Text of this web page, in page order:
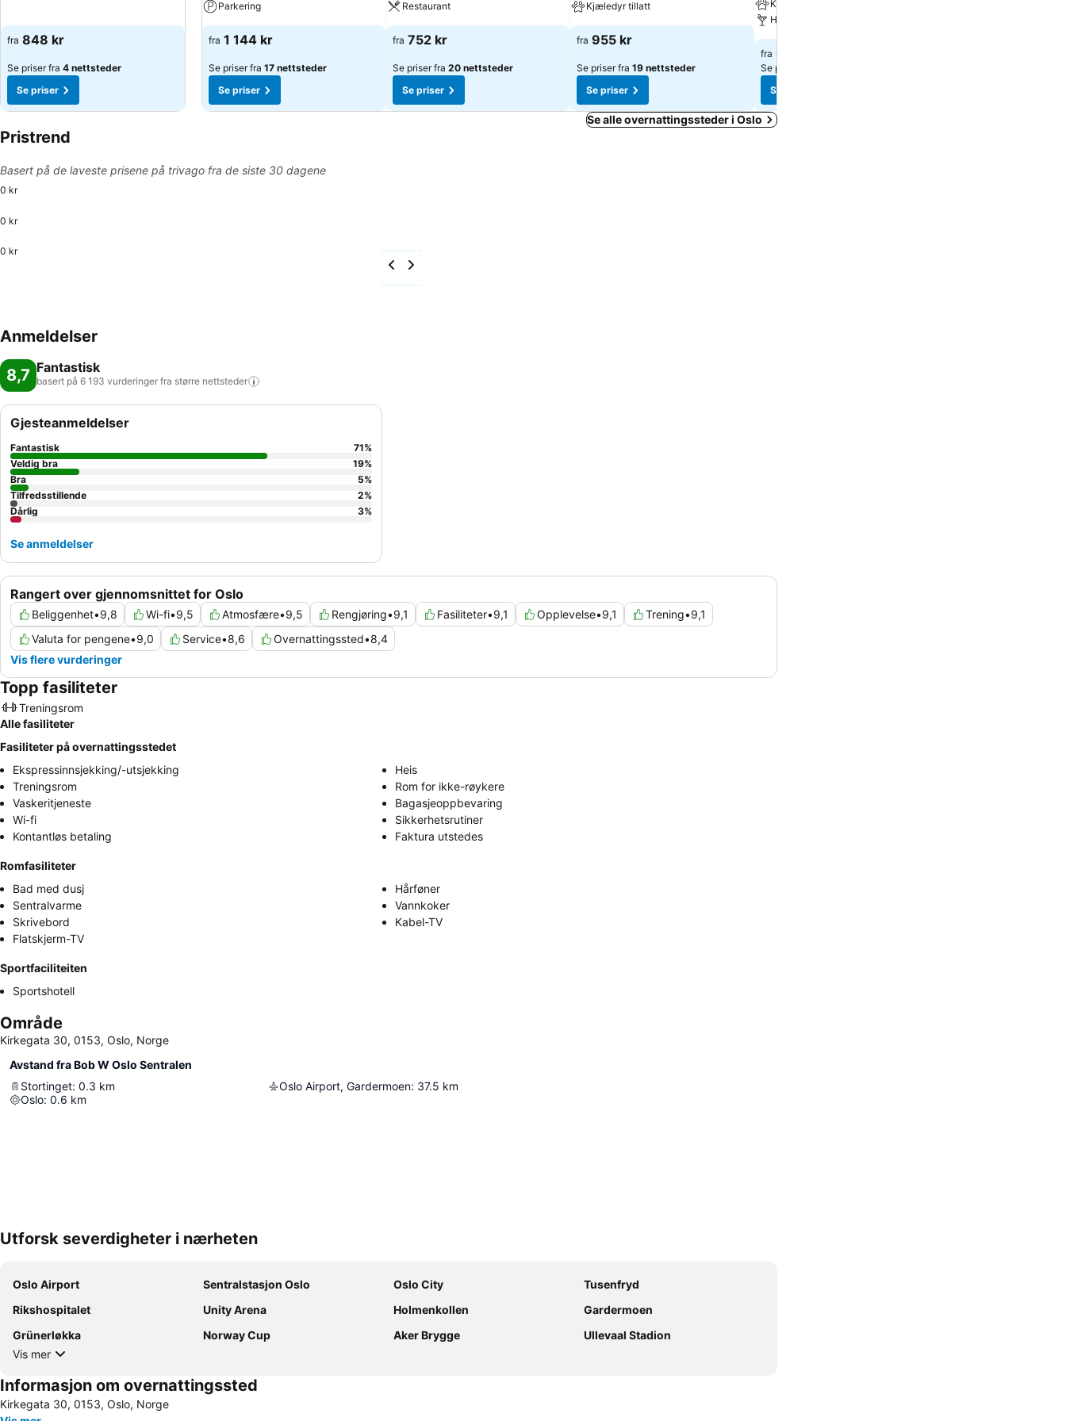
fra 848 kr
Se priser fra 4 nettsteder
Se priser
Parkering
fra 1 144 kr
Se priser fra 17 nettsteder
Se priser
Restaurant
fra 752 kr
Se priser fra 20 nettsteder
Se priser
Kjæledyr tillatt
fra 955 kr
Se priser fra 19 nettsteder
Se priser
Kjæledyr tillatt
Hotellbar
fra 674 kr
Se priser fra
Se priser
Se alle overnattingssteder i Oslo
Pristrend
Basert på de laveste prisene på trivago fra de siste 30 dagene
0 kr
0 kr
0 kr
Anmeldelser
8,7 Fantastisk
basert på 6 193 vurderinger fra større nettsteder
Rangert over gjennomsnittet for Oslo
Beliggenhet•9,8 Wi-fi•9,5 Atmosfære•9,5 Rengjøring•9,1 Fasiliteter•9,1 Opplevelse•9,1 Trening•9,1
Valuta for pengene•9,0 Service•8,6 Overnattingssted•8,4
Vis flere vurderinger
Gjesteanmeldelser
Fantastisk 71%
Veldig bra
19%
Bra
5%
Tilfredsstillende
2%
Dårlig
3%
Se anmeldelser
Topp fasiliteter
Treningsrom
Alle fasiliteter
Fasiliteter på overnattingsstedet
Ekspressinnsjekking/-utsjekking
Heis
Treningsrom
Rom for ikke-røykere
Vaskeritjeneste
Bagasjeoppbevaring
Wi-fi
Sikkerhetsrutiner
Kontantløs betaling
Faktura utstedes
Romfasiliteter
Bad med dusj
Hårføner
Sentralvarme
Vannkoker
Skrivebord
Kabel-TV
Flatskjerm-TV
Sportfaciliteiten
Sportshotell
Område
Kirkegata 30, 0153, Oslo, Norge
Avstand fra Bob W Oslo Sentralen
Stortinget: 0.3 km
Oslo: 0.6 km
Oslo Airport, Gardermoen: 37.5 km
Utforsk severdigheter i nærheten
Oslo Airport Sentralstasjon Oslo Oslo City
Tusenfryd
Rikshospitalet
Unity Arena Holmenkollen
Gardermoen
Grünerløkka
Norway Cup Aker Brygge
Ullevaal Stadion
Vis mer
Informasjon om overnattingssted
Kirkegata 30, 0153, Oslo, Norge